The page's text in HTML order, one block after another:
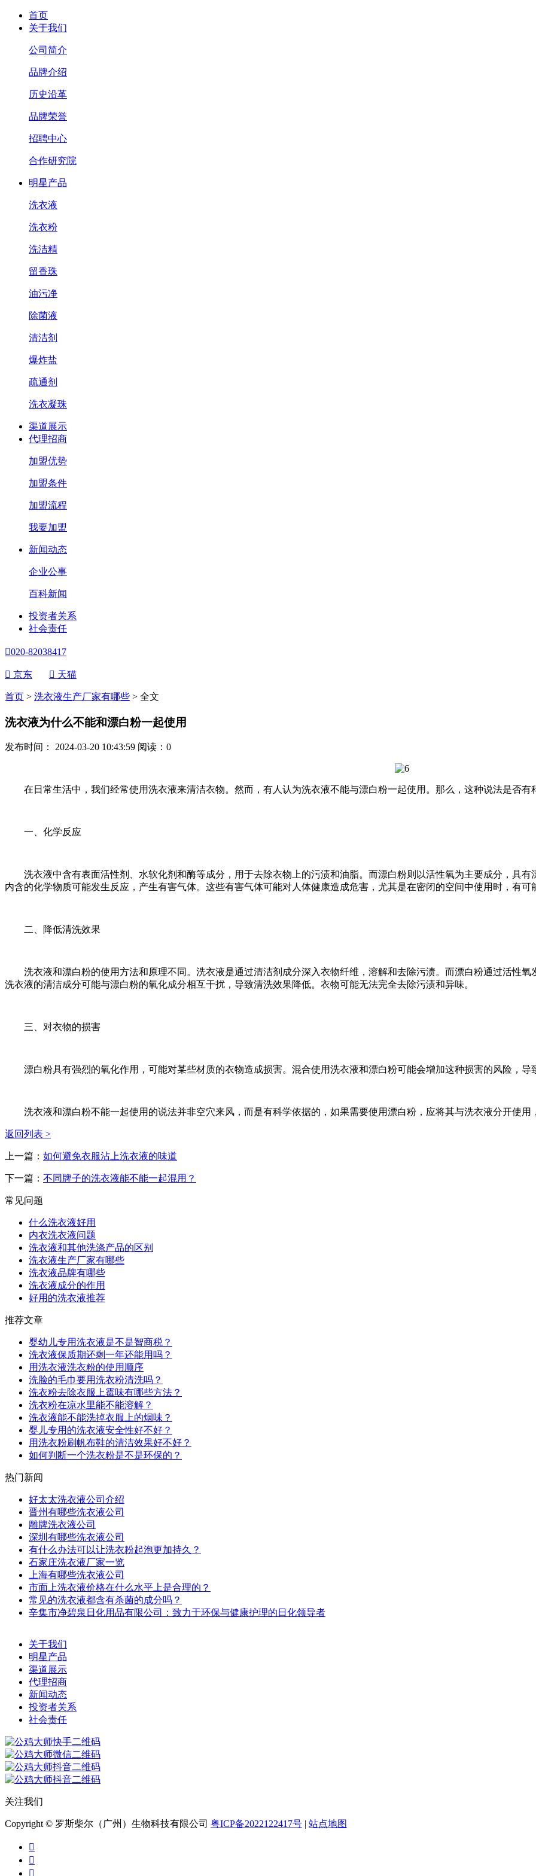
首页
关于我们
公司简介
品牌介绍
历史沿革
品牌荣誉
招聘中心
合作研究院
明星产品
洗衣液
洗衣粉
洗洁精
留香珠
油污净
除菌液
清洁剂
爆炸盐
疏通剂
洗衣凝珠
渠道展示
代理招商
加盟优势
加盟条件
加盟流程
我要加盟
新闻动态
企业公事
百科新闻
投资者关系
社会责任
020-82038417
 京东  天猫
首页 > 洗衣液生产厂家有哪些 > 全文
洗衣液为什么不能和漂白粉一起使用
发布时间： 2024-03-20 10:43:59 阅读： 0
在日常生活中，我们经常使用洗衣液来清洁衣物。然而，有人认为洗衣液不能与漂白粉一起使用。那么，这种说法是否有
一、化学反应
洗衣液中含有表面活性剂、水软化剂和酶等成分，用于去除衣物上的污渍和油脂。而漂白粉则以活性氧为主要成分，具有
内含的化学物质可能发生反应，产生有害气体。这些有害气体可能对人体健康造成危害，尤其是在密闭的空间中使用时，有可
二、降低清洗效果
洗衣液和漂白粉的使用方法和原理不同。洗衣液是通过清洁剂成分深入衣物纤维，溶解和去除污渍。而漂白粉通过活性氧
洗衣液的清洁成分可能与漂白粉的氧化成分相互干扰，导致清洗效果降低。衣物可能无法完全去除污渍和异味。
三、对衣物的损害
漂白粉具有强烈的氧化作用，可能对某些材质的衣物造成损害。混合使用洗衣液和漂白粉可能会增加这种损害的风险，导
洗衣液和漂白粉不能一起使用的说法并非空穴来风，而是有科学依据的，如果需要使用漂白粉，应将其与洗衣液分开使用
返回列表 >
上一篇： 如何避免衣服沾上洗衣液的味道
下一篇： 不同牌子的洗衣液能不能一起混用？
常见问题
什么洗衣液好用
内衣洗衣液问题
洗衣液和其他洗涤产品的区别
洗衣液生产厂家有哪些
洗衣液品牌有哪些
洗衣液成分的作用
好用的洗衣液推荐
推荐文章
婴幼儿专用洗衣液是不是智商税？
洗衣液保质期还剩一年还能用吗？
用洗衣液洗衣粉的使用顺序
洗脸的毛巾要用洗衣粉清洗吗？
洗衣粉去除衣服上霉味有哪些方法？
洗衣粉在凉水里能不能溶解？
洗衣液能不能洗掉衣服上的烟味？
婴儿专用的洗衣液安全性好不好？
用洗衣粉刷帆布鞋的清洁效果好不好？
如何判断一个洗衣粉是不是环保的？
热门新闻
好太太洗衣液公司介绍
晋州有哪些洗衣液公司
雕牌洗衣液公司
深圳有哪些洗衣液公司
有什么办法可以让洗衣粉起泡更加持久？
石家庄洗衣液厂家一览
上海有哪些洗衣液公司
市面上洗衣液价格在什么水平上是合理的？
常见的洗衣液都含有杀菌的成分吗？
辛集市净碧泉日化用品有限公司：致力于环保与健康护理的日化领导者
关于我们
明星产品
渠道展示
代理招商
新闻动态
投资者关系
社会责任
关注我们
Copyright © 罗斯柴尔（广州）生物科技有限公司 粤ICP备2022122417号 | 站点地图


